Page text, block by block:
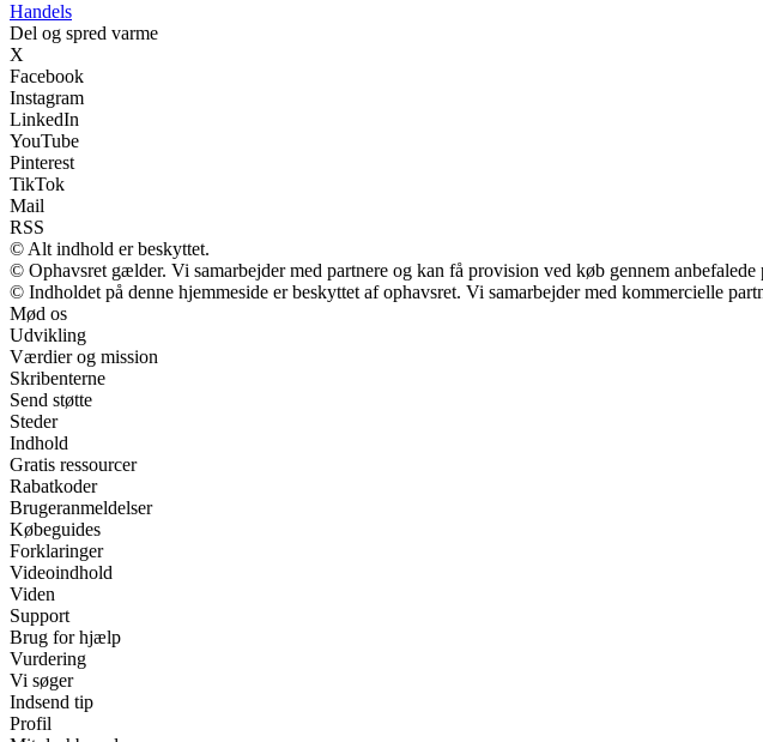
Handels
Del og spred varme
X
Facebook
Instagram
LinkedIn
YouTube
Pinterest
TikTok
Mail
RSS
© Alt indhold er beskyttet.
© Ophavsret gælder. Vi samarbejder med partnere og kan få provision ved køb gennem anbefalede
© Indholdet på denne hjemmeside er beskyttet af ophavsret. Vi samarbejder med kommercielle
Mød os
Udvikling
Værdier og mission
Skribenterne
Send støtte
Steder
Indhold
Gratis ressourcer
Rabatkoder
Brugeranmeldelser
Købeguides
Forklaringer
Videoindhold
Viden
Support
Brug for hjælp
Vurdering
Vi søger
Indsend tip
Profil